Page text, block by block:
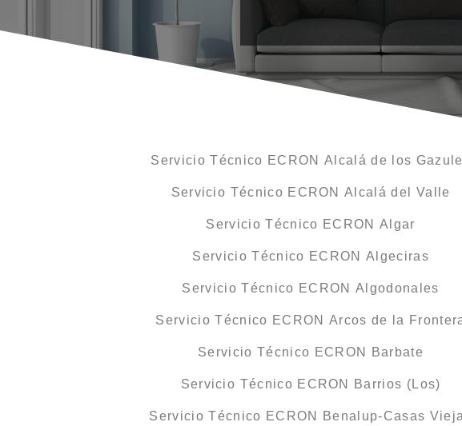
Servicio Técnico ECRON Alcalá de los
Servicio Técnico ECRON Alcalá del Valle
Servicio Técnico ECRON Algar
Servicio Técnico ECRON Algeciras
Servicio Técnico ECRON Algodonales
Servicio Técnico ECRON Arcos de la
Servicio Técnico ECRON Barbate
Servicio Técnico ECRON Barrios (Los)
Servicio Técnico ECRON Benalup-Casas